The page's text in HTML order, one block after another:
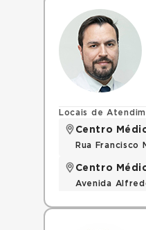
Locais de
Centro
Rua Francisco
Centro
Avenida